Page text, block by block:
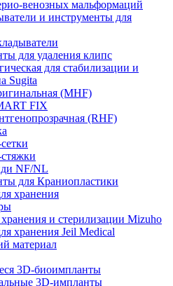
венозных мальформаций
и инструменты для
для удаления клипс
для стабилизации и
Sugita
(MHF)
FIX
(RHF)
NF/NL
для Краниопластики
хранения
и стерилизации Mizuho
хранения Jeil Medical
материал
3D-биоимпланты
3D-импланты